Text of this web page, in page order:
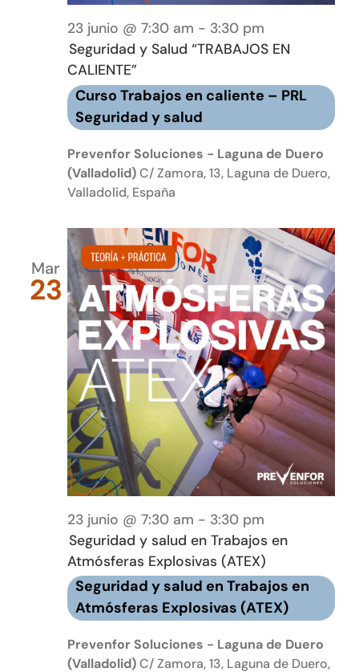
23 junio @ 7:30 am - 3:30 pm
Seguridad y Salud “TRABAJOS EN
CALIENTE”
Curso Trabajos en caliente – PRL
Seguridad y salud
Prevenfor Soluciones - Laguna de Duero
(Valladolid)C/ Zamora, 13, Laguna de Duero,
Valladolid, España
Mar
23
23 junio @ 7:30 am - 3:30 pm
Seguridad y salud en Trabajos en
Atmósferas Explosivas (ATEX)
Seguridad y salud en Trabajos en
Atmósferas Explosivas (ATEX)
Prevenfor Soluciones - Laguna de Duero
(Valladolid)C/ Zamora, 13, Laguna de Duero,